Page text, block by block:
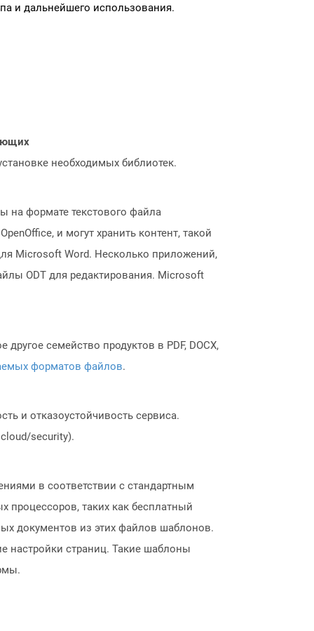
и дальнейшего использования.
необходимых библиотек.
на формате текстового файла
и могут хранить контент, такой
Microsoft Word. Несколько приложений,
ODT для редактирования. Microsoft
семейство продуктов в PDF, DOCX,
форматов файлов.
и отказоустойчивость сервиса.
security).
в соответствии с стандартным
процессоров, таких как бесплатный
документов из этих файлов шаблонов.
настройки страниц. Такие шаблоны